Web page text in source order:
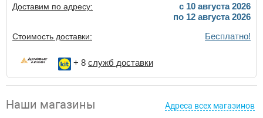
Доставим по адресу:
c 10 августа 2026
по 12 августа 2026
Стоимость доставки: Бесплатно!
+ 8 служб доставки
Наши магазины Адреса всех магазинов